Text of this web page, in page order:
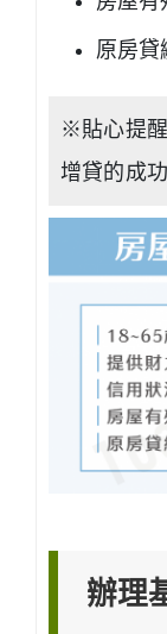
原房貸
※貼心提
增貸的成
辦理